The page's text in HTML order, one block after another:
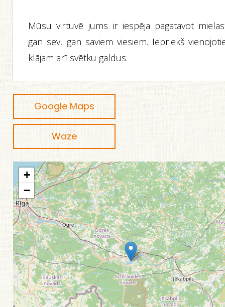
Mūsu virtuvē jums ir iespēja pagatavot
gan sev, gan saviem viesiem. Iepriekš
klājam arī svētku galdus.
Google Maps
Waze
+
−